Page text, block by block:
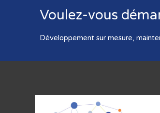
Voulez-vous
Développement sur mesure,